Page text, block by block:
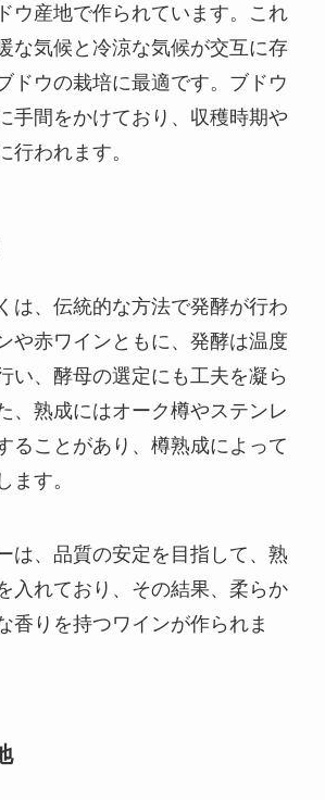
ウ産地で作られています。これ
な気候と冷涼な気候が交互に存
ドウの栽培に最適です。ブドウ
手間をかけており、収穫時期や
行われます。
は、伝統的な方法で発酵が行わ
や赤ワインともに、発酵は温度
い、酵母の選定にも工夫を凝ら
、熟成にはオーク樽やステンレ
ることがあり、樽熟成によって
ます。
は、品質の安定を目指して、熟
入れており、その結果、柔らか
香りを持つワインが作られま